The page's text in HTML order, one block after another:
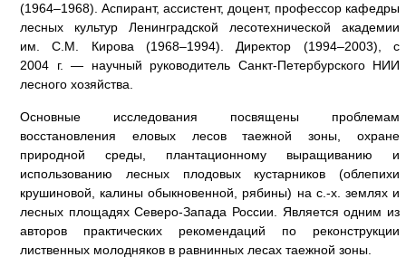
(1964–1968). Аспирант, ассистент, доцент, профессор кафедры
лесных культур Ленинградской лесотехнической академии
им. С.М. Кирова (1968–1994). Директор (1994–2003), с
2004 г. — научный руководитель Санкт-Петербурского НИИ
лесного хозяйства.
Основные исследования посвящены проблемам
восстановления еловых лесов таежной зоны, охране
природной среды, плантационному выращиванию и
использованию лесных плодовых кустарников (облепихи
крушиновой, калины обыкновенной, рябины) на с.-х. землях и
лесных площадях Северо-Запада России. Является одним из
авторов практических рекомендаций по реконструкции
лиственных молодняков в равнинных лесах таежной зоны.